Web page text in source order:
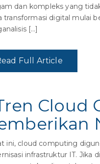
dan kompleks yang
transformasi digital mulai
[…]
Full Article
Cloud
ini, cloud computing
infrastruktur IT. Jika